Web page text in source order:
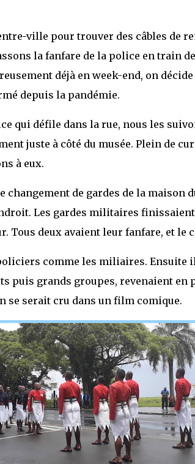
ville pour trouver des câbles de
la fanfare de la police en train
déjà en week-end, on
depuis la pandémie.
qui défile dans la rue, nous les
juste à côté du musée. Plein de
à eux.
changement de gardes de la maison
Les gardes militaires
Tous deux avaient leur fanfare, et le
comme les miliaires. Ensuite
puis grands groupes, revenaient en
se serait cru dans un film comique.